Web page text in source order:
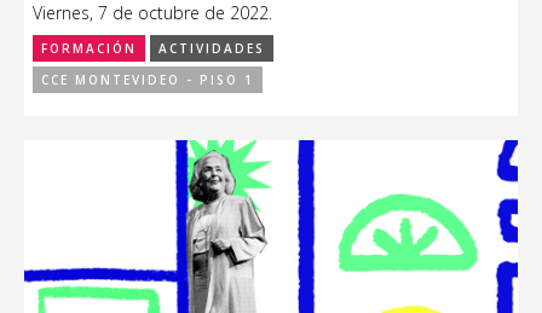
Viernes, 7 de octubre de 2022.
FORMACIÓN
ACTIVIDADES
CCE MONTEVIDEO - PISO 1